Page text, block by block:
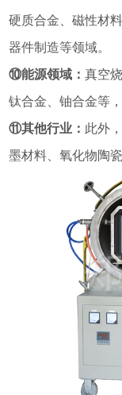
硬质合金、磁性材
器件制造等领域。
⑩能源领域：真空
钛合金、铀合金等
⑪其他行业： 此外
墨材料、氧化物陶